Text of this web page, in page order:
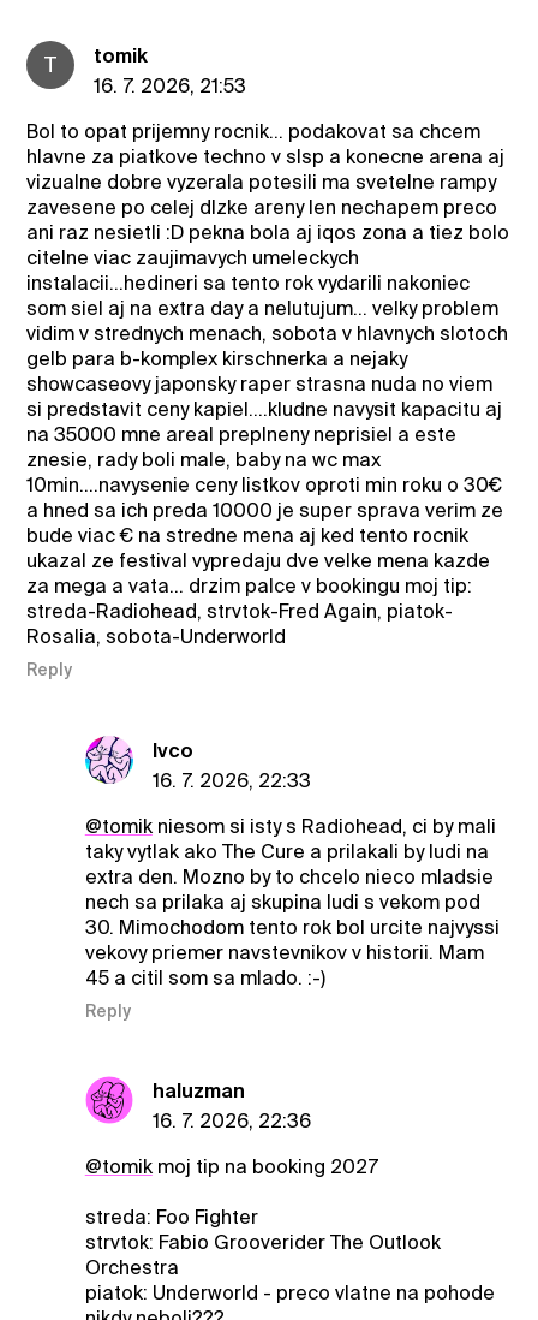
T
tomik
16. 7. 2026, 21:53
Bol to opat prijemny rocnik... podakovat sa chcem
hlavne za piatkove techno v slsp a konecne arena aj
vizualne dobre vyzerala potesili ma svetelne rampy
zavesene po celej dlzke areny len nechapem preco
ani raz nesietli :D pekna bola aj iqos zona a tiez bolo
citelne viac zaujimavych umeleckych
instalacii...hedineri sa tento rok vydarili nakoniec
som siel aj na extra day a nelutujum... velky problem
vidim v strednych menach, sobota v hlavnych slotoch
gelb para b-komplex kirschnerka a nejaky
showcaseovy japonsky raper strasna nuda no viem
si predstavit ceny kapiel....kludne navysit kapacitu aj
na 35000 mne areal preplneny neprisiel a este
znesie, rady boli male, baby na wc max
10min....navysenie ceny listkov oproti min roku o 30€
a hned sa ich preda 10000 je super sprava verim ze
bude viac € na stredne mena aj ked tento rocnik
ukazal ze festival vypredaju dve velke mena kazde
za mega a vata... drzim palce v bookingu moj tip:
streda-Radiohead, strvtok-Fred Again, piatok-
Rosalia, sobota-Underworld
Reply
Ivco
16. 7. 2026, 22:33
@tomikniesom si isty s Radiohead, ci by mali
taky vytlak ako The Cure a prilakali by ludi na
extra den. Mozno by to chcelo nieco mladsie
nech sa prilaka aj skupina ludi s vekom pod
30. Mimochodom tento rok bol urcite najvyssi
vekovy priemer navstevnikov v historii. Mam
45 a citil som sa mlado. :-)
Reply
haluzman
16. 7. 2026, 22:36
@tomikmoj tip na booking 2027
streda: Foo Fighter
strvtok: Fabio Grooverider The Outlook
Orchestra
piatok: Underworld - preco vlatne na pohode